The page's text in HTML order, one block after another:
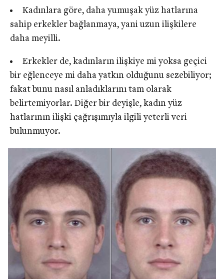
Kadınlara göre, daha yumuşak yüz hatlarına
sahip erkekler bağlanmaya, yani uzun ilişkilere
daha meyilli.
Erkekler de, kadınların ilişkiye mi yoksa geçici
bir eğlenceye mi daha yatkın olduğunu sezebiliyor;
fakat bunu nasıl anladıklarını tam olarak
belirtemiyorlar. Diğer bir deyişle, kadın yüz
hatlarının ilişki çağrışımıyla ilgili yeterli veri
bulunmuyor.